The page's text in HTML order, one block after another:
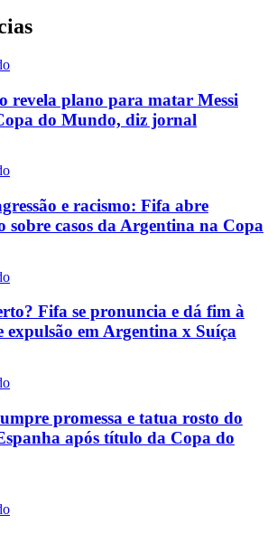
revela plano para matar Messi
do Mundo, diz jornal
e racismo: Fifa abre
sobre casos da Argentina na Copa
Fifa se pronuncia e dá fim à
expulsão em Argentina x Suíça
promessa e tatua rosto do
após título da Copa do